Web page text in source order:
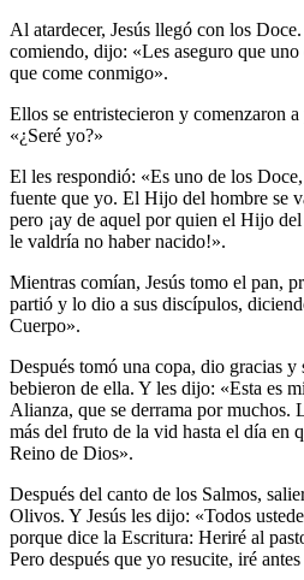
Al atardecer, Jesús llegó con los
comiendo, dijo: «Les aseguro que uno
que come conmigo».
Ellos se entristecieron y comenzaron
«¿Seré yo?»
El les respondió: «Es uno de los
fuente que yo. El Hijo del hombre se
pero ¡ay de aquel por quien el Hijo
le valdría no haber nacido!».
Mientras comían, Jesús tomo el pan,
partió y lo dio a sus discípulos,
Cuerpo».
Después tomó una copa, dio gracias y
bebieron de ella. Y les dijo: «Esta es
Alianza, que se derrama por muchos.
más del fruto de la vid hasta el día en
Reino de Dios».
Después del canto de los Salmos,
Olivos. Y Jesús les dijo: «Todos
porque dice la Escritura: Heriré al
Pero después que yo resucite, iré